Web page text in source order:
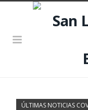
ÚLTIMAS NOTICIAS